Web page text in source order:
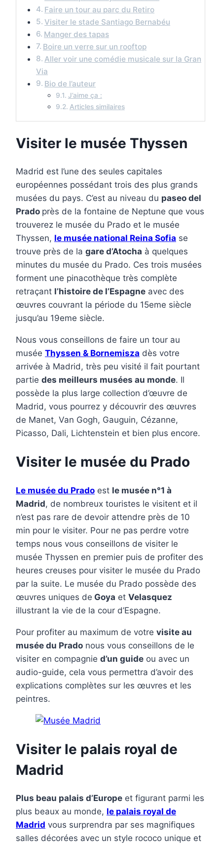
Faire un tour au parc du Retiro
Visiter le stade Santiago Bernabéu
Manger des tapas
Boire un verre sur un rooftop
Aller voir une comédie musicale sur la Gran
Via
Bio de l’auteur
J’aime ça :
Articles similaires
Visiter le musée Thyssen
Madrid est l’une des seules capitales
européennes possédant trois des plus grands
musées du pays. C’est au niveau du paseo del
Prado près de la fontaine de Neptune que vous
trouverez le musée du Prado et le musée
Thyssen, le musée national Reina Sofia se
trouve près de la gare d’Atocha à quelques
minutes du musée du Prado. Ces trois musées
forment une pinacothèque très complète
retraçant l’histoire de l’Espagne avec des
œuvres couvrant la période du 15eme siècle
jusqu’au 19eme siècle.
Nous vous conseillons de faire un tour au
musée Thyssen & Bornemisza dès votre
arrivée à Madrid, très peu visité il fait pourtant
partie des meilleurs musées au monde. Il
possède la plus large collection d’œuvre de
Madrid, vous pourrez y découvrir des œuvres
de Manet, Van Gogh, Gauguin, Cézanne,
Picasso, Dali, Lichtenstein et bien plus encore.
Visiter le musée du Prado
Le musée du Prado est le musée n°1 à
Madrid, de nombreux touristes le visitent et il
n’est pas rare de devoir attendre près de 10
min pour le visiter. Pour ne pas perdre votre
temps nous vous conseillons de visiter le
musée Thyssen en premier puis de profiter des
heures creuses pour visiter le musée du Prado
par la suite. Le musée du Prado possède des
œuvres uniques de Goya et Velasquez
illustrant la vie de la cour d’Espagne.
Pour profiter au maximum de votre visite au
musée du Prado nous vous conseillons de le
visiter en compagnie d’un guide ou avec un
audio-guide, cela vous permettra d’avoir des
explications complètes sur les œuvres et les
peintres.
Visiter le palais royal de
Madrid
Plus beau palais d’Europe et figurant parmi les
plus beaux au monde, le palais royal de
Madrid vous surprendra par ses magnifiques
salles décorées avec un style rococo unique et